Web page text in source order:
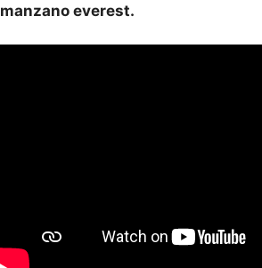
manzano everest.